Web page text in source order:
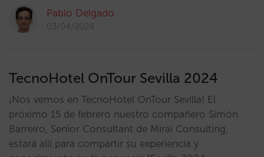
Pablo Delgado
03/04/2024
TecnoHotel OnTour Sevilla 2024
¡Nos vemos en TecnoHotel OnTour Sevilla! El
próximo 15 de febrero nuestro compañero Simón
Barreiro, Senior Consultant de Mirai Consulting,
estará allí para compartir su experiencia y